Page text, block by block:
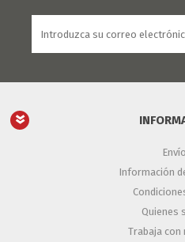
Información
Quienes
Trabaja